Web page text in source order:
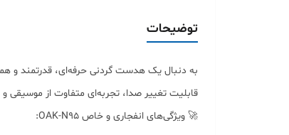
توضیحات
قابلیت تغییر صدا، تجربه‌ای متفاوت از موسیقی و
🚀 ویژگی‌های انفجاری و خاص OAK-N95: